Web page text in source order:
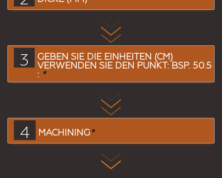
3
GEBEN SIE DIE EINHEITEN (CM)
VERWENDEN SIE DEN PUNKT: BSP. 50.5
: *
4 MACHINING*